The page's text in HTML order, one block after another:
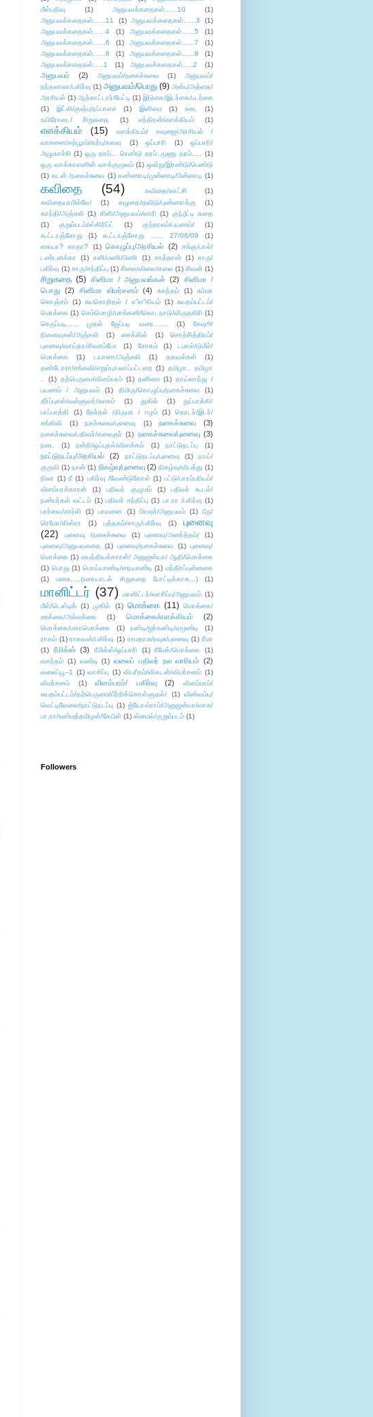
மீள்பதிவு
(1) அனுபவக்கதைகள்......10
(1)
அனுபவக்கதைகள்......11
(1) அனுபவக்கதைகள்......3
(1)
அனுபவக்கதைகள்......4
(1) அனுபவக்கதைகள்......5
(1)
அனுபவக்கதைகள்......6
(1) அனுபவக்கதைகள்......7
(1)
அனுபவக்கதைகள்......8
(1) அனுபவக்கதைகள்......9
(1)
அனுபவக்கதைகள்.....1
(1) அனுபவக்கதைகள்.....2 (1)
அனுபவம் (2) அனுபவம்/நகைச்சுவை (1)
அனுபவம்/
நந்தலாலா/பகிர்வு (1) அனுபவம்/பொது (9) அன்பு/அத்தை/
அரசியல் (1) ஆற்காட்டார்/பேட்டி (1) இடுகை/இடர்கை/படர்கை
(1)
இட்லி/குஷ்பு/நப்பாசை (1) இனிமை (1) உடை
(1)
உயிரோடை/ சிறுகதை
(1) எந்திரன்/எளக்கியம் (1)
எளக்கியம் (15)
எளக்கியம்/ கவுஜை/அரசியல் /
வாசனை/கற்பூரம்/கற்பு/களவு
(1) ஒப்பாரி (1)
ஒப்பாரி/
அழுகாச்சி (1) ஒரு தரம்... ரெண்டு தரம்..மூணு தரம்..... (1)
ஒரு வாக்காளனின் வாக்குமூலம் (1) ஒன்று/இரண்டு/பெண்டு
(1) கடன் /நகைச்சுவை (1) கண்ணாடி/முன்னாடி/பின்னாடி (1)
கவிதை (54) கவிதை/காட்சி
(1)
கவிதையாமில்லே/
(1) கழுதை/தவிடு/புண்ணாக்கு
(1)
காந்தி/அஞ்சலி (1) கிளி/அனுபவம்/லாரி (1) கு(பு)ட்டி கதை
(1)
குறும்படம்/ஸ்கிரிப்ட் (1) குற்றாலம்/பயணம்/
(1)
கூட்டாஞ்சோறு
(1) கூட்டாஞ்சோறு ...... 27/06/09
(1)
கையா? காதா?
(1) கொழுப்பு/அரசியல் (2)
சங்கு/பால்/
டண்டனக்கா
(1) சனி/மணி/பிணி (1) சாத்தான் (1) சாரு/
பகிர்வு (1) சாரு/சந்திப்பு (1) சிலை/விலை/கலை (1) சிவன் (1)
சிறுகதை (5) சினிமா / அனுபவங்கள் (2)
சினிமா /
பொது (2) சினிமா விமர்சனம் (4) சுகந்தம் (1)
சும்மா
கொஞ்சம் (1) சுயசொறிதல் / எ”ள”கியம் (1) சுயதம்பட்டம்/
மொக்கை (1) செம்மொழி/மாங்கனி/கொடநாடு/விருதகிரி (1)
செருப்படி...... முதல் ஜேப்படி வரை.......
(1)
சேஷூ/
நினைவுகள்/அஞ்சலி
(1) சைக்கிள் (1)
சொற்சித்திரம்/
புனைவு/வாய்தா/சிவசம்போ
(1) சோகம் (1)
டமால்/டுமீல்/
மொக்கை
(1) டயானா/அஞ்சலி (1) தகவல்கள்
(1)
தண்டோரா/சங்கவி/எறும்பு/பலாப்பட்டறை (1) தமிழா.. தமிழா
.. (1) தற்பெருமை/விளம்பரம் (1) தனிமை (1) தாய்லாந்து /
பயணம் / அனுபவம்
(1) திமிரு/கொழுப்பு/நகைச்சுவை
(1)
தீர்ப்புகள்/வள்ளுவர்/உலகம்
(1) துகில் (1)
துப்பாக்கி/
பாப்பாத்தி
(1) தேர்தல் /திருமா / ஈழம் (1)
தொடர்/இடர்/
சங்கிலி
(1) நகச்சுவை/புனைவு (1) நகைச்சுவை (3)
நகைச்சுவை/பதிவர்/கலைஞர் (1) நகைச்சுவை/புனைவு (3)
நடை (1) நன்றி/ஒப்புதல்/விளக்கம் (1) நாட்டுநடப்பு (1)
நாட்டுநடப்பு/அரசியல் (2) நாட்டுநடப்பு/புனைவு (1)
நாய்/
குருவி (1) நான் (1) நிகழ்வு/புனைவு (2) நிகழ்வு/விபத்து (1)
நிலா (1) நீ (1) பகிர்வு /வேண்டுகோள் (1) பட்டு/பாரம்பரியம்/
விளம்பரக்காரன்
(1) பதிவர் குழுமம் (1)
பதிவர் கூடல்/
நண்பர்கள் வட்டம் (1) பதிவர் சந்திப்பு (1) பா.ரா /பகிர்வு (1)
பார்வை/சார்லி
(1) பாவனை (1) பிரஷர்/அனுபவம் (1) பீரு/
ரெமோ/கிஸ்ரா
(1) புத்தகம்/சாரு/பகிர்வு (1)
புனைவு
(22)
புனைவு /நகைச்சுவை (1) புனைவு/அனர்த்தம்/
(1)
புனைவு/அனுபவகதை (1) புனைவு/நகைச்சுவை (1) புனைவு/
மொக்கை (1) பைத்தியக்காரன்/ அனுஜன்யா/ ஆதி/மொக்கை
(1) பொது (1) பொய்யாண்டி/நையாண்டி (1) மந்திரப்புன்னகை
(1)
மனசு.....(உரையாடல் சிறுகதை போட்டிக்காக...) (1)
மானிட்டர் (37) மானிட்டர்/வாசிப்பு/அனுபவம் (1)
மீள்/டெஸ்டிங் (1) முகில் (1) மொக்கை (11) மொக்கை/
ஊக்கை/அல்லக்கை
(1) மொக்கை/எளக்கியம் (2)
மொக்கை/மகாமொக்கை (1) ரண்டி/ஜர்கண்டி/ஏமூண்டி
(1)
ராகம் (1) ராகவன்/பகிர்வு (1) ராமதாசு/ரவுசு/புனைவு (1) ரீமா
(1)
ரீமிக்ஸ் (3) ரீமிக்ஸ்/ஒப்பாரி (1) ரீமேக்/மொக்கை
(1)
வசந்தம் (1) வண்டி (1) வலைப் பதிவர் நல வாரியம் (2)
வலைப்பூ--1 (1) வாசிப்பு (1) விபரீதம்/விகடன்/விமர்சனம் (1)
விமர்சனம்
(1) விளம்பரம்/ பகிர்வு (2)
விளம்பரம்/
சுயதம்பட்டம்/தற்பெருமை/பீற்றிக்கொள்ளுதல்/
(1) வீண்வம்பு/
வெட்டிவேலை/நாட்டுநடப்பு (1) ஜ்யோவ்ராம்/அனுஜன்யா/வாசு/
பா.ரா/உண்மத்தமிழன்/கேபிள் (1) ஸ்மைல்/குறும்படம் (1)
Followers